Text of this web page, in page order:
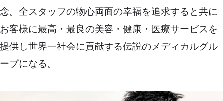
念。全スタッフの物心両面の幸福を追求すると共に
お客様に最高・最良の美容・健康・医療サービスを
提供し世界一社会に貢献する伝説のメディカルグル
ープになる。